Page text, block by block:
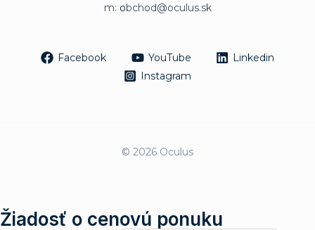
m: obchod@oculus.sk
Facebook YouTube
Linkedin
Instagram
© 2026 Oculus
Žiadosť o cenovú ponuku